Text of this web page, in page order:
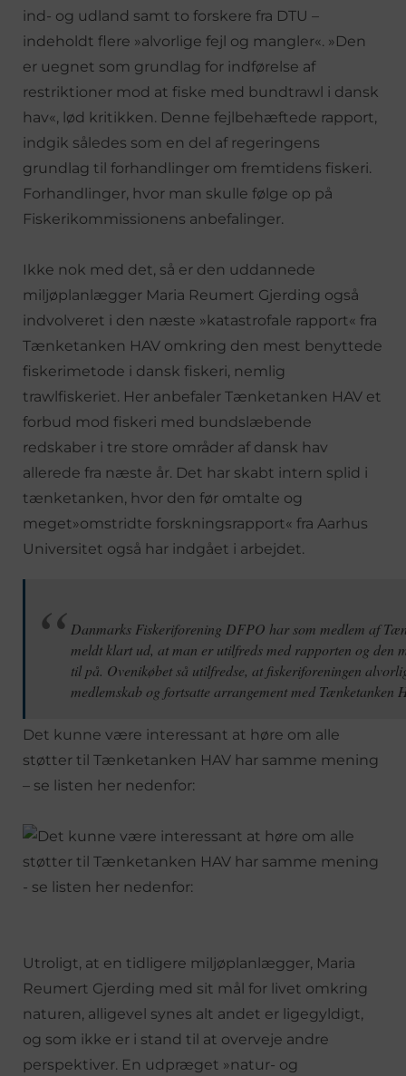
ind- og udland samt to forskere fra DTU –
indeholdt flere »alvorlige fejl og mangler«. »Den
er uegnet som grundlag for indførelse af
restriktioner mod at fiske med bundtrawl i dansk
hav«, lød kritikken. Denne fejlbehæftede rapport,
indgik således som en del af regeringens
grundlag til forhandlinger om fremtidens fiskeri.
Forhandlinger, hvor man skulle følge op på
Fiskerikommissionens anbefalinger.
Ikke nok med det, så er den uddannede
miljøplanlægger Maria Reumert Gjerding også
indvolveret i den næste »katastrofale rapport« fra
Tænketanken HAV omkring den mest benyttede
fiskerimetode i dansk fiskeri, nemlig
trawlfiskeriet. Her anbefaler Tænketanken HAV et
forbud mod fiskeri med bundslæbende
redskaber i tre store områder af dansk hav
allerede fra næste år. Det har skabt intern splid i
tænketanken, hvor den før omtalte og
meget»omstridte forskningsrapport« fra Aarhus
Universitet også har indgået i arbejdet.
Danmarks Fiskeriforening DFPO har som medlem af
meldt klart ud, at man er utilfreds med rapporten og den
til på. Ovenikøbet så utilfredse, at fiskeriforeningen
medlemskab og fortsatte arrangement med Tænketanken
Det kunne være interessant at høre om alle
støtter til Tænketanken HAV har samme mening
– se listen her nedenfor:
Utroligt, at en tidligere miljøplanlægger, Maria
Reumert Gjerding med sit mål for livet omkring
naturen, alligevel synes alt andet er ligegyldigt,
og som ikke er i stand til at overveje andre
perspektiver. En udpræget »natur- og